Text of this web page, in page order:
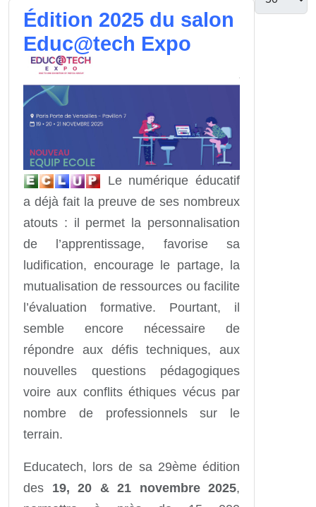
Édition 2025 du salon
Educ@tech Expo
Le numérique éducatif
a déjà fait la preuve de ses nombreux
atouts : il permet la personnalisation
de l’apprentissage, favorise sa
ludification, encourage le partage, la
mutualisation de ressources ou facilite
l’évaluation formative. Pourtant, il
semble encore nécessaire de
répondre aux défis techniques, aux
nouvelles questions pédagogiques
voire aux conflits éthiques vécus par
nombre de professionnels sur le
terrain.
Educatech, lors de sa 29ème édition
des 19, 20 & 21 novembre 2025,